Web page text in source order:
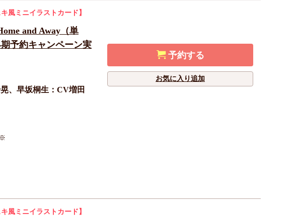
風ミニイラストカード】
and Away（単
予約キャンペーン実
、早坂桐生：CV増田
予約する
お気に入り追加
風ミニイラストカード】